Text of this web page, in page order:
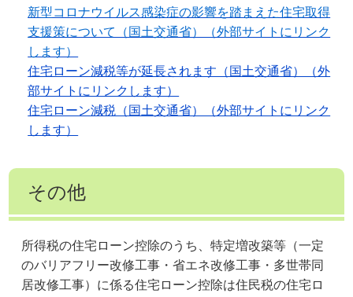
新型コロナウイルス感染症の影響を踏まえた住宅取得
支援策について（国土交通省）（外部サイトにリンク
します）
住宅ローン減税等が延長されます（国土交通省）（外
部サイトにリンクします）
住宅ローン減税（国土交通省）（外部サイトにリンク
します）
その他
所得税の住宅ローン控除のうち、特定増改築等（一定
のバリアフリー改修工事・省エネ改修工事・多世帯同
居改修工事）に係る住宅ローン控除は住民税の住宅ロ